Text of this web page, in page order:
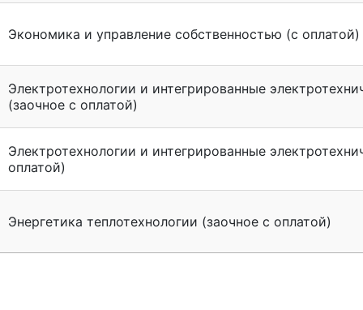
Экономика и управление собственностью (с оплатой)
Электротехнологии и интегрированные
(заочное с оплатой)
Электротехнологии и интегрированные
оплатой)
Энергетика теплотехнологии (заочное с оплатой)